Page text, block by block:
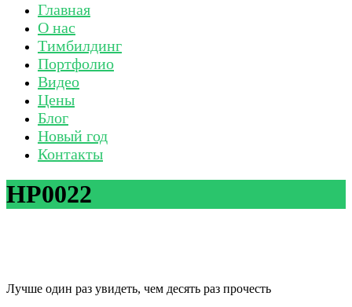
Главная
О нас
Тимбилдинг
Портфолио
Видео
Цены
Блог
Новый год
Контакты
HP0022
Лучше один раз увидеть, чем десять раз прочесть